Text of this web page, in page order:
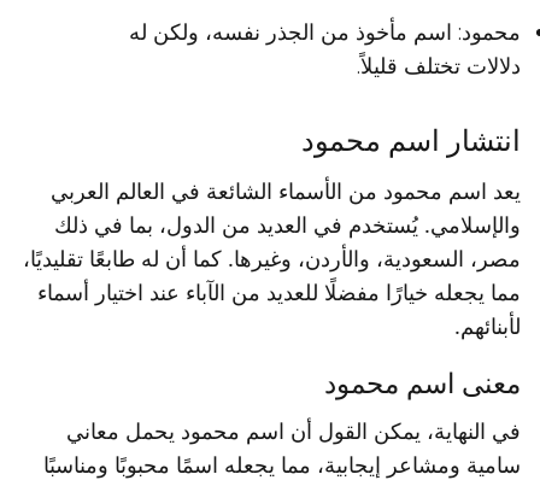
محمود: اسم مأخوذ من الجذر نفسه، ولكن له
دلالات تختلف قليلاً.
انتشار اسم محمود
يعد اسم محمود من الأسماء الشائعة في العالم العربي
والإسلامي. يُستخدم في العديد من الدول، بما في ذلك
مصر، السعودية، والأردن، وغيرها. كما أن له طابعًا تقليديًا،
مما يجعله خيارًا مفضلًا للعديد من الآباء عند اختيار أسماء
لأبنائهم.
معنى اسم محمود
في النهاية، يمكن القول أن اسم محمود يحمل معاني
سامية ومشاعر إيجابية، مما يجعله اسمًا محبوبًا ومناسبًا